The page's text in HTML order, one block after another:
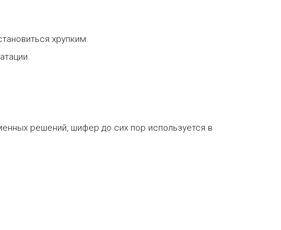
хрупким.
решений, шифер до сих пор используется в